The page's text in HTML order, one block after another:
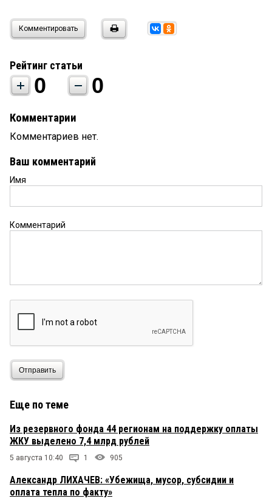
Комментировать
Рейтинг статьи
0 0
Комментарии
Комментариев нет.
Ваш комментарий
Имя
Комментарий
Отправить
Еще по теме
Из резервного фонда 44 регионам на поддержку оплаты
ЖКУ выделено 7,4 млрд рублей
5 августа 10:40 1 905
Александр ЛИХАЧЕВ: «Убежища, мусор, субсидии и
оплата тепла по факту»